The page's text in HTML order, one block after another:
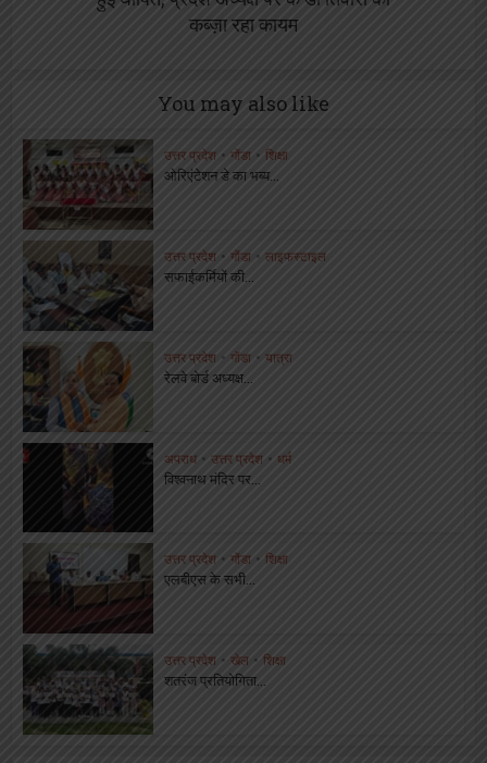
कब्ज़ा रहा कायम
You may also like
उत्तर प्रदेश • गोंडा • शिक्षा
ओरिएंटेशन डे का भब्य...
उत्तर प्रदेश • गोंडा • लाइफस्टाइल
सफाईकर्मियों की...
उत्तर प्रदेश गोंडा • यात्रा
रेलवे बोर्ड अध्यक्ष...
अपराध • उत्तर प्रदेश • धर्म
विश्वनाथ मंदिर पर...
उत्तर प्रदेश • गोंडा • शिक्षा
एलबीएस के सभी...
उत्तर प्रदेश • खेल • शिक्षा
शतरंज प्रतियोगिता...